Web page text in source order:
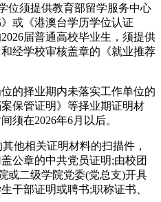
位须提供教育部留学服务中心
或《港澳台学历学位认证
届普通高校毕业生，须提供
经学校审核盖章的《就业推荐
的择业期内未落实工作单位的
保管证明》等择业期证明材
须在2026年6月以后。
相关证明材料的扫描件，
公章的中共党员证明;由校团
或二级学院党委(党总支)开具
干部证明或聘书;职称证书、